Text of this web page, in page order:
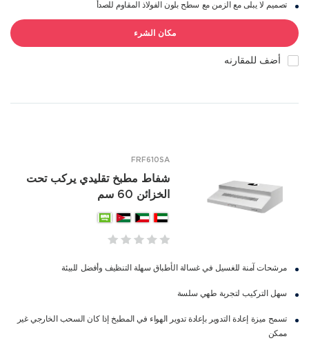
تصميم لا يبلى مع الزمن مع سطح بلون الفولاذ المقاوم للصدأ
مكان الشرء
أضف للمقارنه
FRF610SA
شفاط مطبخ تقليدي يركب تحت
الخزائن 60 سم
مرشحات آمنة للغسيل في غسالة الأطباق سهلة التنظيف وأفضل للبيئة
سهل التركيب لتجربة طهي سلسة
تسمح ميزة إعادة التدوير بإعادة تدوير الهواء في المطبخ إذا كان السحب الخارجي غير
ممكن